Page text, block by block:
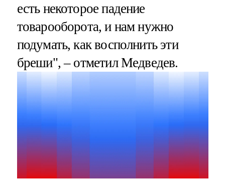
есть некоторое падение
товарооборота, и нам нужно
подумать, как восполнить эти
бреши", – отметил Медведев.